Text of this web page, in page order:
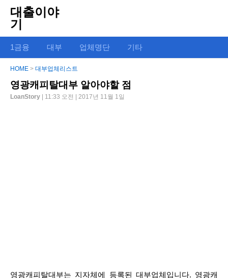
대출이야
기
1금융 대부 업체명단 기타
HOME > 대부업체리스트
영광캐피탈대부 알아야할 점
LoanStory | 11:33 오전 | 2017년 11월 1일
영광캐피탈대부는 지자체에 등록된 대부업체입니다. 영광캐